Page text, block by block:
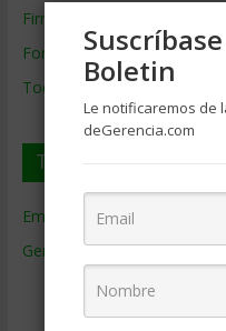
Firmas de Gerencia
Formación de Gerencia
Todos los Temas
Temas de Gerencia
Empresas de Gerencia
Gerencia(9.477)
Ciencias Económicas
Contabilidad(466)
Boletin
Le notificaremos de
deGerencia.com